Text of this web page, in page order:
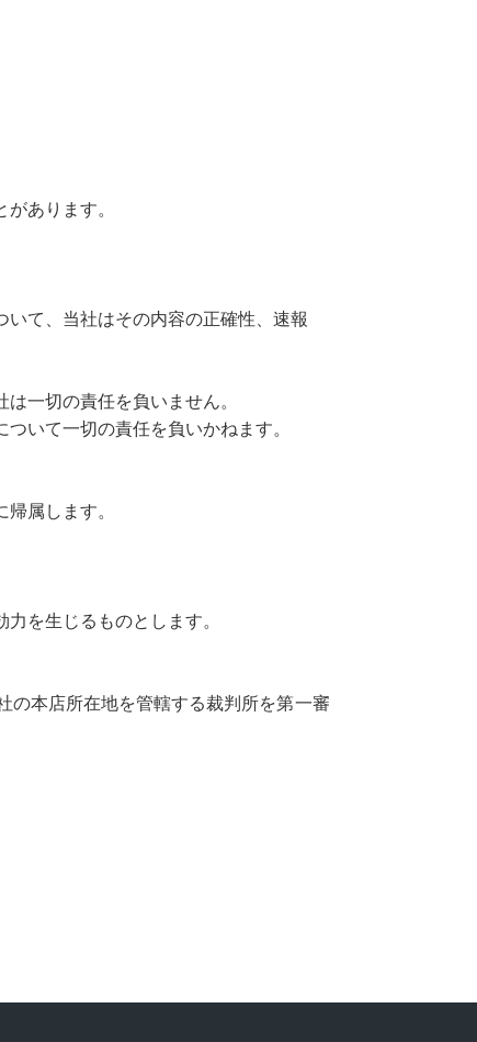
あります。
て、当社はその内容の正確性、速報
一切の責任を負いません。
いて一切の責任を負いかねます。
属します。
を生じるものとします。
の本店所在地を管轄する裁判所を第一審